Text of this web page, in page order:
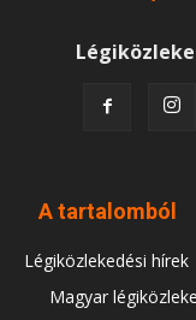
A tartalomból
Légiközlekedési hírek
Magyar